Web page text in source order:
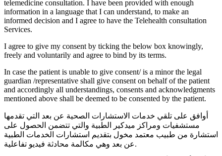
telemedicine consultation. I have been provided with enough
information in a language that I can understand, to make an
informed decision and I agree to have the Telehealth consultation
Services.
I agree to give my consent by ticking the below box knowingly,
freely and voluntarily and agree to bind by its terms.
In case the patient is unable to give consent/ is a minor the legal
guardian /representative shall give consent on behalf of the patient
and accordingly all understandings, consents and acknowledgments
mentioned above shall be deemed to be consented by the patient.
أوافق على تلقي خدمات الاستشارات الصحية عن بعد التي تقدمها
مستشفيات ومراكز ميدكير الطبية والتي تتضمن الحصول على
استشارة من طبيب معتمد مخول بتقديم استشارات الخدمات الطبية
عن بعد وهي مكالمة محادثة فيديو تفاعلية.